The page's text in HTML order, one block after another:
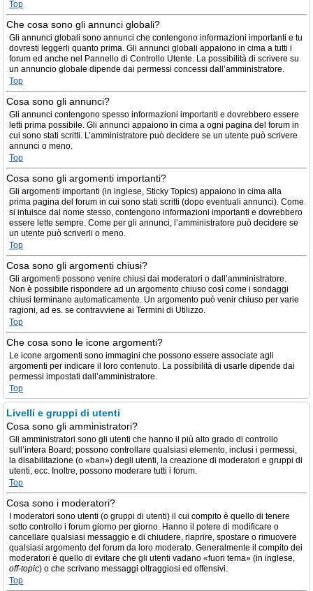
Top
Che cosa sono gli annunci globali?
Gli annunci globali sono annunci che contengono informazioni importanti e tu
dovresti leggerli quanto prima. Gli annunci globali appaiono in cima a tutti i
forum ed anche nel Pannello di Controllo Utente. La possibilità di scrivere su
un annuncio globale dipende dai permessi concessi dall’amministratore.
Top
Cosa sono gli annunci?
Gli annunci contengono spesso informazioni importanti e dovrebbero essere
letti prima possibile. Gli annunci appaiono in cima a ogni pagina del forum in
cui sono stati scritti. L’amministratore può decidere se un utente può scrivere
annunci o meno.
Top
Cosa sono gli argomenti importanti?
Gli argomenti importanti (in inglese, Sticky Topics) appaiono in cima alla
prima pagina del forum in cui sono stati scritti (dopo eventuali annunci). Come
si intuisce dal nome stesso, contengono informazioni importanti e dovrebbero
essere lette sempre. Come per gli annunci, l’amministratore può decidere se
un utente può scriverli o meno.
Top
Cosa sono gli argomenti chiusi?
Gli argomenti possono venire chiusi dai moderatori o dall’amministratore.
Non è possibile rispondere ad un argomento chiuso così come i sondaggi
chiusi terminano automaticamente. Un argomento può venir chiuso per varie
ragioni, ad es. se contravviene ai Termini di Utilizzo.
Top
Che cosa sono le icone argomenti?
Le icone argomenti sono immagini che possono essere associate agli
argomenti per indicare il loro contenuto. La possibilità di usarle dipende dai
permessi impostati dall’amministratore.
Top
Livelli e gruppi di utenti
Cosa sono gli amministratori?
Gli amministratori sono gli utenti che hanno il più alto grado di controllo
sull’intera Board; possono controllare qualsiasi elemento, inclusi i permessi,
la disabilitazione (o «ban») degli utenti, la creazione di moderatori e gruppi di
utenti, ecc. Inoltre, possono moderare tutti i forum.
Top
Cosa sono i moderatori?
I moderatori sono utenti (o gruppi di utenti) il cui compito è quello di tenere
sotto controllo i forum giorno per giorno. Hanno il potere di modificare o
cancellare qualsiasi messaggio e di chiudere, riaprire, spostare o rimuovere
qualsiasi argomento del forum da loro moderato. Generalmente il compito dei
moderatori è quello di evitare che gli utenti vadano «fuori tema» (in inglese,
off-topic) o che scrivano messaggi oltraggiosi ed offensivi.
Top